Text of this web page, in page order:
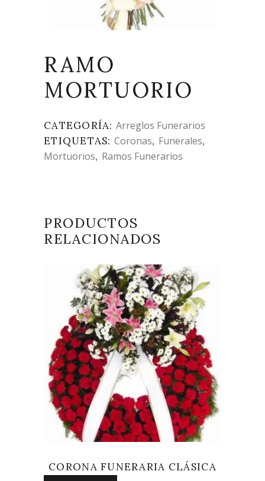
RAMO
MORTUORIO
CATEGORÍA:Arreglos Funerarios
ETIQUETAS:Coronas, Funerales,
Mortuorios, Ramos Funerarios
PRODUCTOS
RELACIONADOS
LEER MÁS
CORONA FUNERARIA CLÁSICA